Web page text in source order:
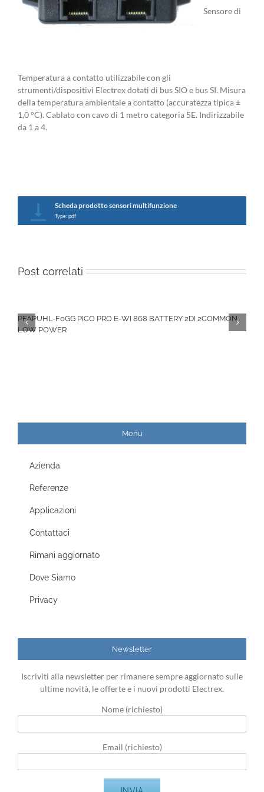
Sensore di
Temperatura a contatto utilizzabile con gli
strumenti/dispositivi Electrex dotati di bus SIO e bus SI. Misura
della temperatura ambientale a contatto (accuratezza tipica ±
1,0 °C). Cablato con cavo di 1 metro categoria 5E. Indirizzabile
da 1 a 4.
Scheda prodotto sensori multifunzione
Type: pdf
Post correlati
PFAPUHL-F0GG PICO PRO E-WI 868 BATTERY 2DI 2COMMON
LOW POWER
Menu
Azienda
Referenze
Applicazioni
Contattaci
Rimani aggiornato
Dove Siamo
Privacy
Newsletter
Iscriviti alla newsletter per rimanere sempre aggiornato sulle
ultime novità, le offerte e i nuovi prodotti Electrex.
Nome (richiesto)
Email (richiesto)